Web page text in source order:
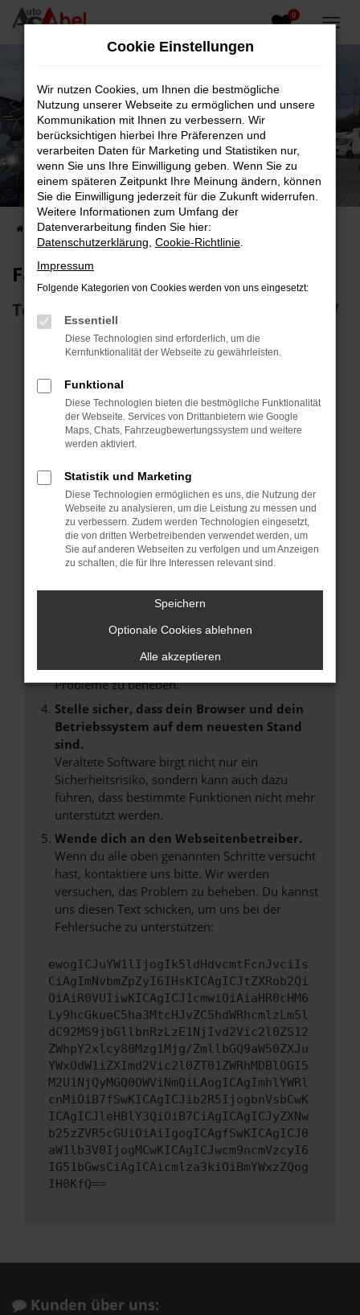
Zum
0
Fahrzeug-Showroom
Top Auswahl an Reisemobilen und PKW
Startseite Fahrzeugangebote Fahrzeugsuche
Fahrzeug-Showroom
Top Auswahl an Reisemobilen und PKW
Fehler: Network Error
Beim Laden ist ein Fehler aufgetreten.
Hier sind ein paar Tipps, die dir helfen können:
Internetverbindung.
Laden andere Webseiten, zum Beispiel deine
Suchmaschine?
Prüfe deine Browsererweiterungen.
Manche Erweiterungen, wie Werbeblocker,
können das Laden bestimmter Seiten
verhindern. Funktioniert die Seite in einem
anderen Browser oder in einem privaten
Starte dein Gerät neu.
Das kann manchmal helfen, vorübergehende
Probleme zu beheben.
Stelle sicher, dass dein Browser und dein
Betriebssystem auf dem neuesten Stand
sind.
Veraltete Software birgt nicht nur ein
Sicherheitsrisiko, sondern kann auch dazu
führen, dass bestimmte Funktionen nicht mehr
unterstützt werden.
Wende dich an den Webseitenbetreiber.
Wenn du alle oben genannten Schritte versucht
hast, kontaktiere uns bitte. Wir werden
versuchen, das Problem zu beheben. Du kannst
uns diesen Text schicken, um uns bei der
Fehlersuche zu unterstützen:
ewogICJuYW1lIjogIk5ldHdvcmtFcnJvciIs
CiAgImNvbmZpZyI6IHsKICAgICJtZXRob2Qi
OiAiR0VUIiwKICAgICJ1cmwiOiAiaHR0cHM6
Ly9hcGkueC5ha3MtcHJvZC5hdWRhcmlzLm5l
dC92MS9jbGllbnRzLzE1NjIvd2Vic2l0ZS12
ZWhpY2xlcy80Mzg1Mjg/ZmllbGQ9aW50ZXJu
YWxOdW1iZXImd2Vic2l0ZT01ZWRhMDBlOGI5
M2U1NjQyMGQ0OWViNmQiLAogICAgImhlYWRl
cnMiOiB7fSwKICAgICJib2R5IjogbnVsbCwK
ICAgICJleHBlY3QiOiB7CiAgICAgICJyZXNw
b25zZVR5cGUiOiAiIgogICAgfSwKICAgICJ0
aW1lb3V0IjogMCwKICAgICJwcm9ncmVzcyI6
IG51bGwsCiAgICAicmlza3kiOiBmYWxzZQog
IH0KfQ==
Kunden über uns:
Cookie Einstellungen
Wir nutzen Cookies, um Ihnen die bestmögliche
Nutzung unserer Webseite zu ermöglichen und unsere
Kommunikation mit Ihnen zu verbessern. Wir
berücksichtigen hierbei Ihre Präferenzen und
verarbeiten Daten für Marketing und Statistiken nur,
wenn Sie uns Ihre Einwilligung geben. Wenn Sie zu
einem späteren Zeitpunkt Ihre Meinung ändern, können
Sie die Einwilligung jederzeit für die Zukunft widerrufen.
Weitere Informationen zum Umfang der
Datenverarbeitung finden Sie hier:
Datenschutzerklärung Cookie-Richtlinie
Impressum
Folgende Kategorien von Cookies werden von uns eingesetzt:
Essentiell
Diese Technologien sind erforderlich, um die
Kernfunktionalität der Webseite zu gewährleisten.
Funktional
Diese Technologien bieten die bestmögliche Funktionalität
der Webseite. Services von Drittanbietern wie Google
Maps, Chats, Fahrzeugbewertungssystem und weitere
werden aktiviert.
Statistik und Marketing
Diese Technologien ermöglichen es uns, die Nutzung der
Webseite zu analysieren, um die Leistung zu messen und
zu verbessern. Zudem werden Technologien eingesetzt,
die von dritten Werbetreibenden verwendet werden, um
Sie auf anderen Webseiten zu verfolgen und um Anzeigen
zu schalten, die für Ihre Interessen relevant sind.
Speichern
Optionale Cookies ablehnen
Alle akzeptieren